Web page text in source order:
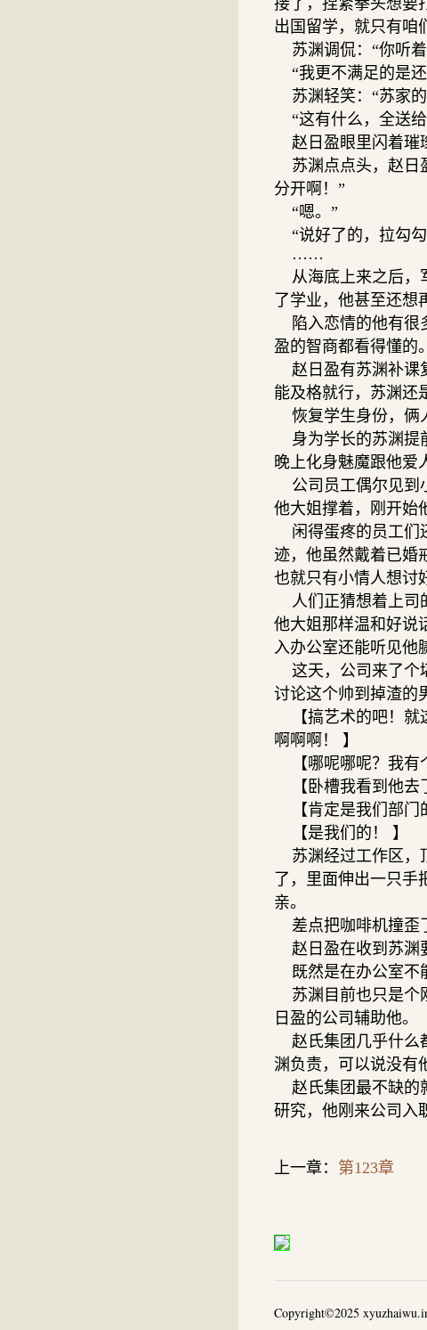
接了，捏紧拳头想要
出国留学，就只有咱
苏渊调侃：“你听
“我更不满足的是
苏渊轻笑：“苏家的
“这有什么，全送
赵日盈眼里闪着璀
苏渊点点头，赵日
分开啊！”
“嗯。”
“说好了的，拉勾
……
从海底上来之后，
了学业，他甚至还想
陷入恋情的他有很
盈的智商都看得懂的。
赵日盈有苏渊补课
能及格就行，苏渊还
恢复学生身份，俩
身为学长的苏渊提
晚上化身魅魔跟他爱
公司员工偶尔见到
他大姐撑着，刚开始
闲得蛋疼的员工们
迹，他虽然戴着已婚
也就只有小情人想讨
人们正猜想着上司
他大姐那样温和好说
入办公室还能听见他
这天，公司来了个
讨论这个帅到掉渣的
【搞艺术的吧！就
啊啊啊！ 】
【哪呢哪呢？我有
【卧槽我看到他去
【肯定是我们部门
【是我们的！ 】
苏渊经过工作区，
了，里面伸出一只
亲。
差点把咖啡机撞歪
赵日盈在收到苏渊
既然是在办公室不
苏渊目前也只是个
日盈的公司辅助他。
赵氏集团几乎什么
渊负责，可以说没有
赵氏集团最不缺的
研究，他刚来公司入
上一章： 第123章
Copyright©2025